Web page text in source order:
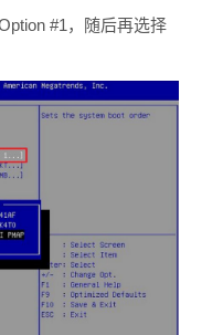
#1，随后再选择